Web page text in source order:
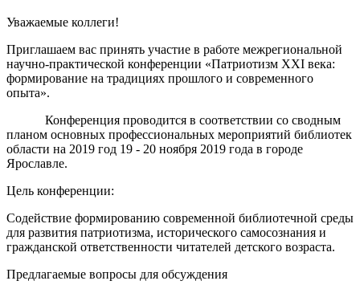
Уважаемые коллеги!
Приглашаем вас принять участие в работе межрегиональной
научно-практической конференции «Патриотизм XXI века:
формирование на традициях прошлого и современного
опыта».
Конференция проводится в соответствии со сводным
планом основных профессиональных мероприятий библиотек
области на 2019 год 19 - 20 ноября 2019 года в городе
Ярославле.
Цель конференции:
Содействие формированию современной библиотечной среды
для развития патриотизма, исторического самосознания и
гражданской ответственности читателей детского возраста.
Предлагаемые вопросы для обсуждения